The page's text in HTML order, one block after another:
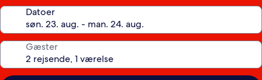
Datoer
Gæster